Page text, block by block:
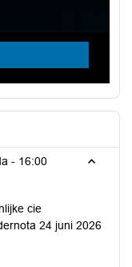
- 16:00
cie
24 juni 2026